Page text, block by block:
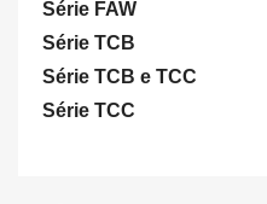
Série FAW
Série TCB
Série TCB e TCC
Série TCC